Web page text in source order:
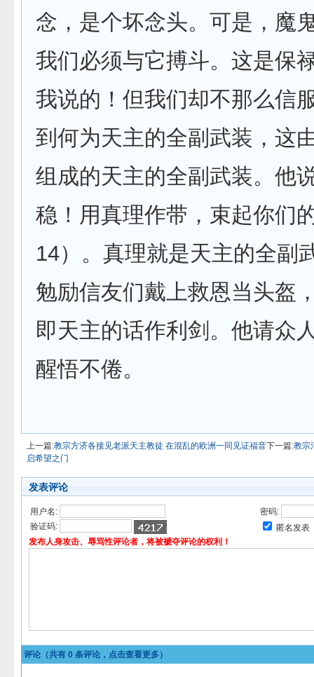
念，是个坏念头。可是，魔
我们必须与它搏斗。这是保
我说的！但我们却不那么信
到何为天主的全副武装，这
组成的天主的全副武装。他
稳！用真理作带，束起你们
14）。真理就是天主的全副
勉励信友们戴上救恩当头盔
即天主的话作利剑。他请众
醒悟不倦。
上一篇:教宗方济各接见老派天主教徒 在混乱的欧洲一同见证福音下一篇:教宗
启希望之门
发表评论
用户名:
密码:
验证码:
匿名发表
发布人身攻击、辱骂性评论者，将被褫夺评论的权利！
评论（共有 0 条评论，点击查看更多）